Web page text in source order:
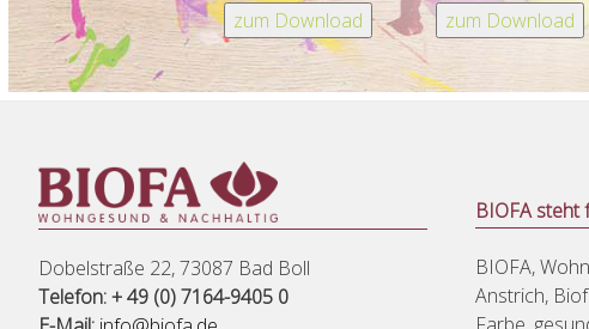
Dobelstraße 22, 73087 Bad Boll
Telefon: + 49 (0) 7164-9405 0
BIOFA steht
BIOFA,
Anstrich,